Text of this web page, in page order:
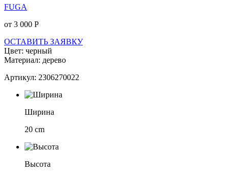
FUGA
от 3 000 Р
ОСТАВИТЬ ЗАЯВКУ
Цвет: черный
Материал: дерево
Артикул: 2306270022
Ширина
20 cm
Высота